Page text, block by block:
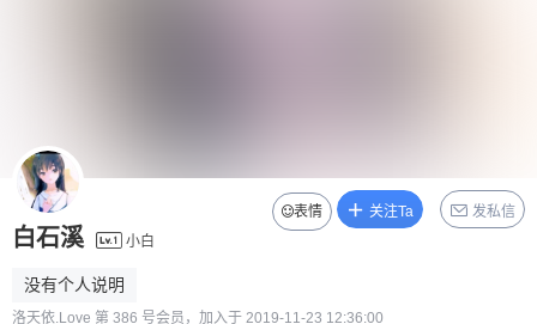
白石溪 小白
没有个人说明
洛天依.Love 第 386 号会员，加入于 2019-11-23 12:36:00
表情 关注Ta 发私信